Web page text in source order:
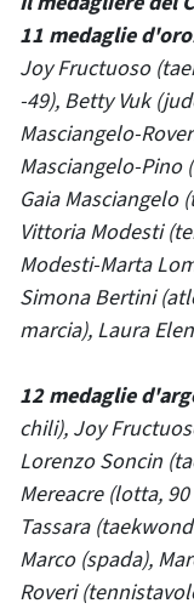
11 medaglie d'oro
Joy Fructuoso
-49), Betty Vuk
Masciangelo-
Masciangelo-
Gaia
Vittoria Modesti
Modesti-Marta
Simona Bertini
marcia), Laura
12 medaglie
chili), Joy
Lorenzo Soncin
Mereacre (lotta,
Tassara
Marco (spada),
Roveri